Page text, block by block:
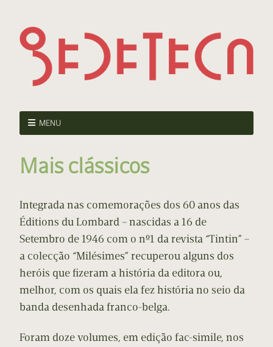
MENU
Mais clássicos
Integrada nas comemorações dos 60 anos das
Éditions du Lombard – nascidas a 16 de
Setembro de 1946 com o nº1 da revista “Tintin” –
a colecção “Milésimes” recuperou alguns dos
heróis que fizeram a história da editora ou,
melhor, com os quais ela fez história no seio da
banda desenhada franco-belga.
Foram doze volumes, em edição fac-simile, nos